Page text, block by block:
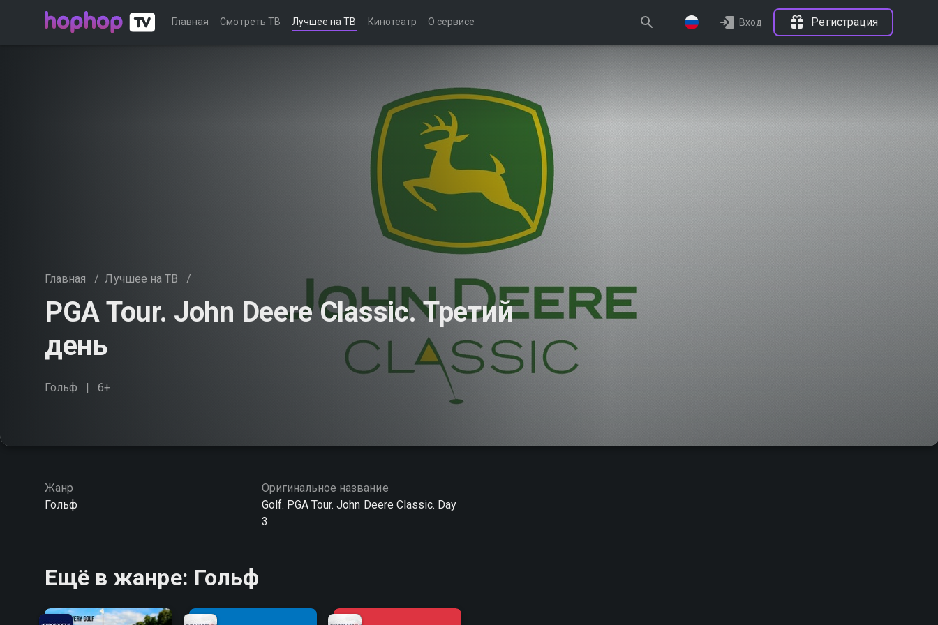
Главная Смотреть ТВ Лучшее на ТВ Кинотеатр О сервисе Вход Регистрация
Главная / Лучшее на ТВ /
PGA Tour. John Deere Classic. Третий
день
Гольф 6+
Жанр
Гольф
Оригинальное название
Golf. PGA Tour. John Deere Classic. Day
3
Ещё в жанре: Гольф